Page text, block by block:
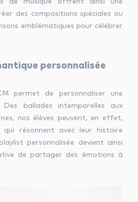
des compositions spéciales ou
emblématiques pour célébrer
personnalisée
permet de personnaliser une
ballades intemporelles aux
nos élèves peuvent, en effet,
qui résonnent avec leur histoire
personnalisée devient ainsi
de partager des émotions à